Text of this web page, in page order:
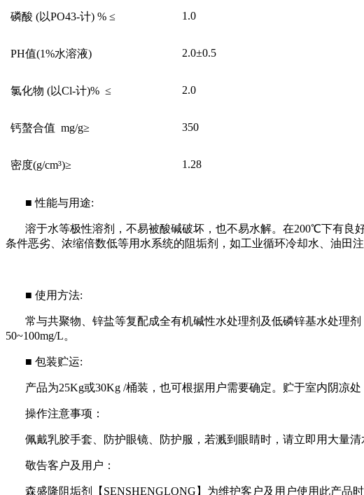
磷酸 (以PO43-计) % ≤ 1.0
PH值(1%水溶液) 2.0±0.5
氯化物 (以Cl-计)% ≤ 2.0
钙螯合值 mg/g≥ 350
密度(g/cm³)≥ 1.28
■ 性能与用途:
溶于水等极性溶剂，不易被酸碱破坏，也不易水解。在200℃下有良
条件恶劣、浓缩倍数低等用水系统的阻垢剂，如工业循环冷却水、油田
■ 使用方法:
常与共聚物、锌盐等复配成全有机碱性水处理剂及低磷锌基水处理
50~100mg/L。
■ 包装贮运:
产品为25Kg或30Kg /桶装，也可根据用户需要确定。贮于室内阴凉处
操作注意事项：
佩戴乳胶手套、防护眼镜、防护服，若溅到眼睛时，请立即用大量
敬告客户及用户：
森盛隆阻垢剂【 SENSHENGLONG 】为维护客户及用户使用此产品